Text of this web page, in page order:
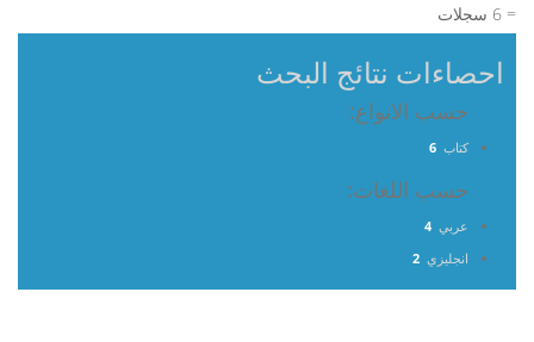
= 6 سجلات
احصاءات نتائج البحث
حسب الانواع:
كتاب 6
حسب اللغات:
عربي 4
انجليزي 2